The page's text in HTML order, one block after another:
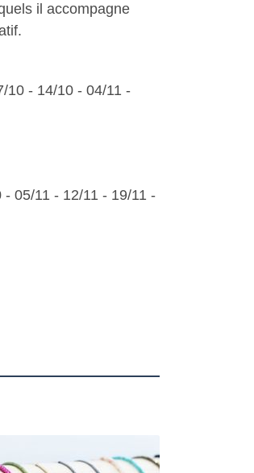
il accompagne
10 - 14/10 - 04/11 -
05/11 - 12/11 - 19/11 -